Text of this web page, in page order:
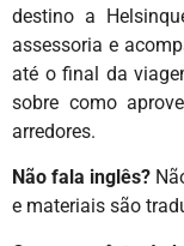
destino a
assessoria e
até o final da
sobre como
arredores.
Não fala inglês?
e materiais são